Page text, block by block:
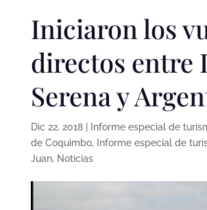
Iniciaron los
directos entre
Serena y
Dic 22, 2018|
Informe especial de
de Coquimbo,
Informe especial de
Juan, Noticias